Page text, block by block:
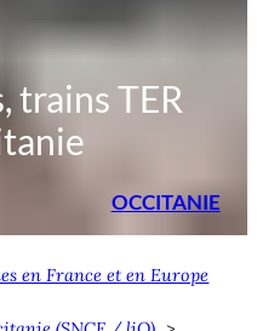
trains TER
OCCITANIE
en France et en Europe